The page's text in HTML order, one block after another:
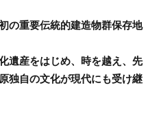
の重要伝統的建造物群保存地
遺産をはじめ、時を越え、先
独自の文化が現代にも受け継